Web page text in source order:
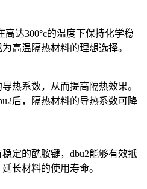
高达300°c的温度下保持化学稳
高温隔热材料的理想选择。
热系数，从而提高隔热效果。
后，隔热材料的导热系数可降
定的酰胺键，dbu2能够有效抵
长材料的使用寿命。